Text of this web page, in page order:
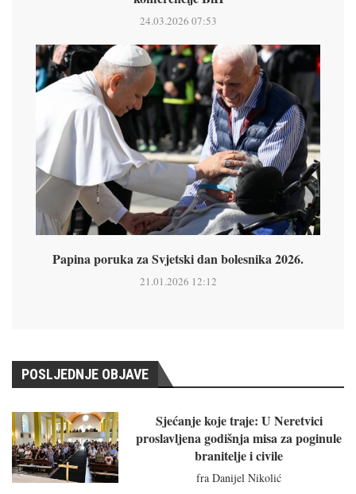
24.03.2026 07:53
Papina poruka za Svjetski dan bolesnika 2026.
21.01.2026 12:12
POSLJEDNJE OBJAVE
Sjećanje koje traje: U Neretvici
proslavljena godišnja misa za poginule
branitelje i civile
fra Danijel Nikolić